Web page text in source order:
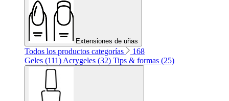
Extensiones de uñas
Todos los productos categorías
168
Geles (111) Acrygeles (32) Tips & formas (25)